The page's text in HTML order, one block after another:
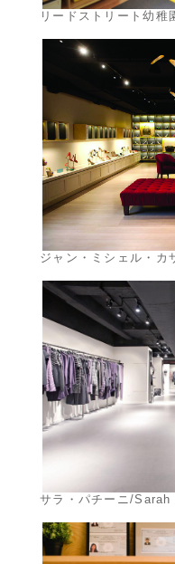
リードストリート幼
ジャン・ミシェル・
サラ・パチーニ/